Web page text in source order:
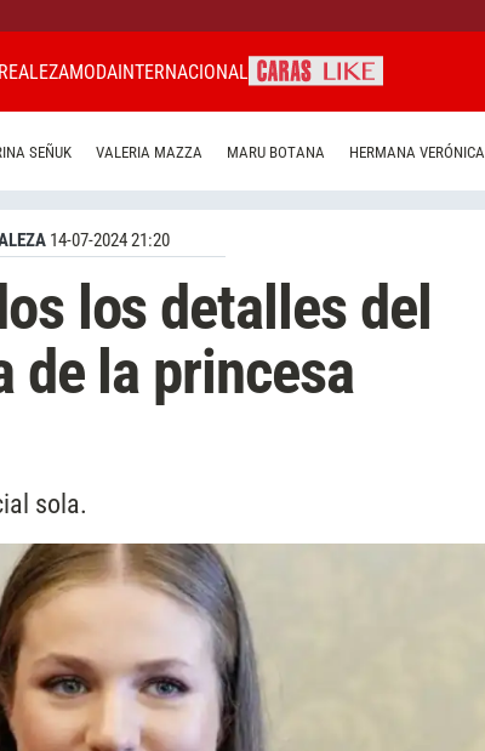
REALEZAMODAINTERNACIONAL
SEÑUK VALERIA MAZZA MARU BOTANA HERMANA VERÓNICA
14-07-2024 21:20
los detalles del
de la princesa
sola.